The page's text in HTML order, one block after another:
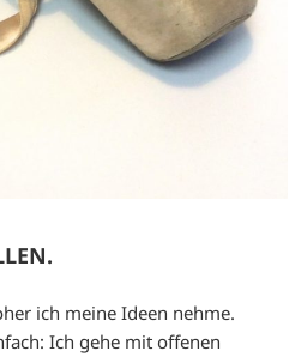
ich meine Ideen nehme.
Ich gehe mit offenen